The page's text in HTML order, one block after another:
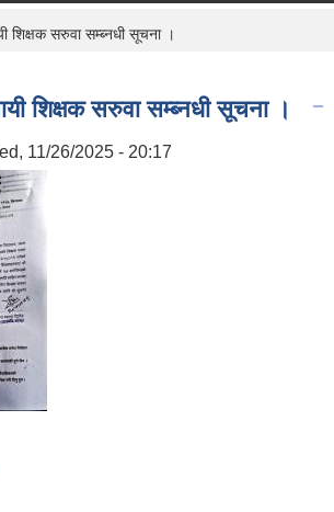
शिक्षक सरुवा सम्ब्नधी सूचना ।
शिक्षक सरुवा सम्ब्नधी सूचना ।
11/26/2025 - 20:17